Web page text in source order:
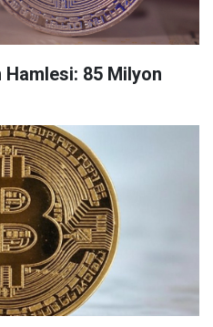
Hamlesi: 85 Milyon